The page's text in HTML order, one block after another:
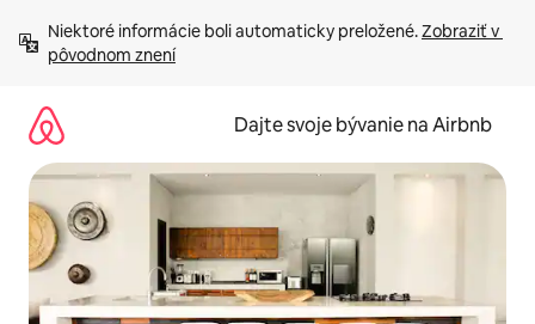
obsah.
Niektoré informácie boli automaticky preložené. Zobraziť v
pôvodnom znení
Dajte svoje bývanie na Airbnb